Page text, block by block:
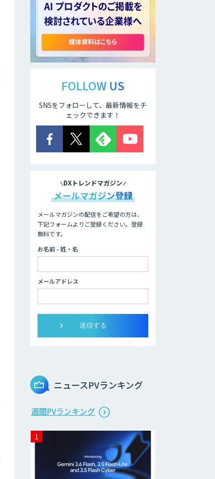
A5000」
高性能 AI エンジ
ン搭載エッジシス
テム「VAB-
5000」
AI Canvas
Asteria AIoT
Suite｜Gravio –
画像認識AI活用サ
ービス
法人向けAIドライ
ブレコーダー「ナ
ウト」
のAI受託開発
デジフロー
「Package20」
エッジデバイス 組
込AIモデル開発受
Datatang AIデー
タ処理プラットフ
ォームサービス
FOLLOW US
SNSをフォローして、最新情報をチ
ェックできます！
DXトレンドマガジン
メールマガジン登録
メールマガジンの配信をご希望の方は、
下記フォームよりご登録ください。登録
無料です。
お名前 - 姓・名
メールアドレス
ニュースPVランキング
週間PVランキング